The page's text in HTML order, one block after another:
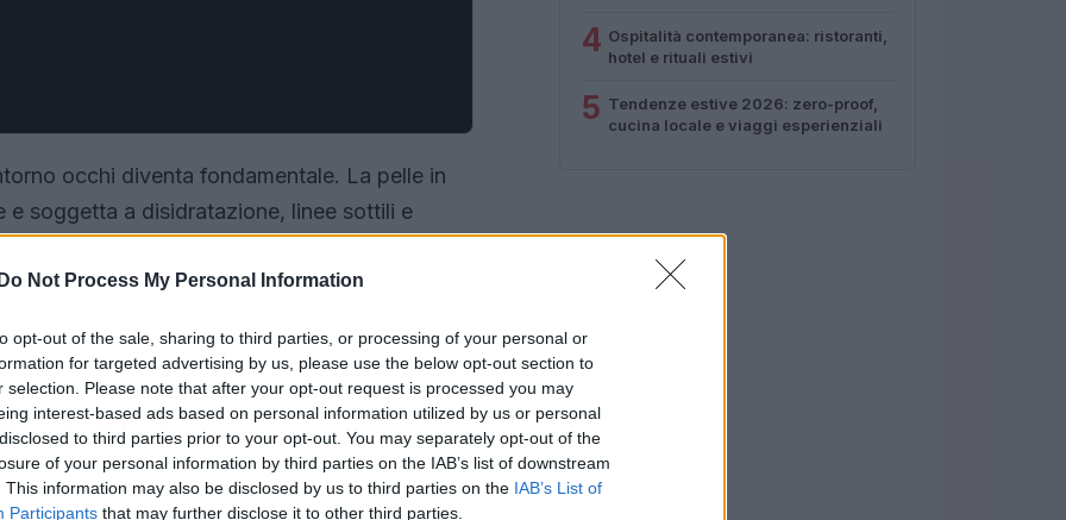
Do Not Process My Personal Information
opt-out of the sale, sharing to third parties, or processing of your personal or
for targeted advertising by us, please use the below opt-out section to
selection. Please note that after your opt-out request is processed you may
interest-based ads based on personal information utilized by us or personal
to third parties prior to your opt-out. You may separately opt-out of the
of your personal information by third parties on the IAB’s list of downstream
This information may also be disclosed by us to third parties on the IAB’s List of
Participants that may further disclose it to other third parties.
occhi diventa fondamentale. La pelle in
e soggetta a disidratazione, linee sottili e
i difetti; i correttori moderni si propongono
trucco e skincare in un’unica formula
4 Ospitalità contemporanea: ristoranti,
hotel e rituali estivi
5 Tendenze estive 2026: zero-proof,
cucina locale e viaggi esperienziali